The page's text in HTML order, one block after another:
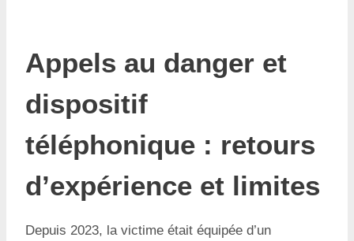
Appels au danger et
dispositif
téléphonique : retours
d’expérience et limites
Depuis 2023, la victime était équipée d’un